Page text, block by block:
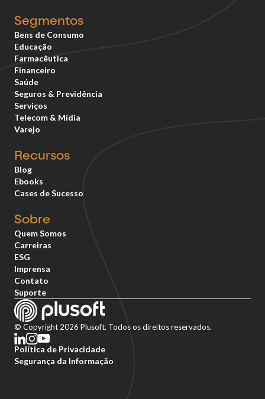
Segmentos
Bens de Consumo
Educação
Farmacêutica
Financeiro
Saúde
Seguros & Previdência
Serviços
Telecom & Mídia
Varejo
Recursos
Blog
Ebooks
Cases de Sucesso
Sobre
Quem Somos
Carreiras
ESG
Imprensa
Contato
Suporte
© Copyright 2026 Plusoft. Todos os direitos reservados.
Política de Privacidade
Segurança da Informação